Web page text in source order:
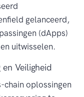
gelanceerd,
(dApps)
uitwisselen.
Veiligheid
chain oplossingen